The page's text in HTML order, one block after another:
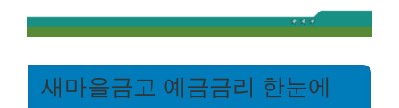
새마을금고 예금금리 한눈에